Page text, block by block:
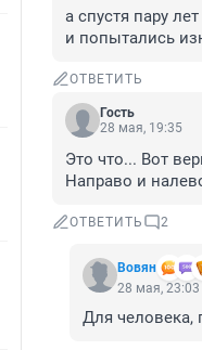
а спустя пару
и попытались
ОТВЕТИТЬ
Гость
28 мая, 19:35
Это что... Вот
Направо и
ОТВЕТИТЬ 2
Вовян
28 мая, 23:03
Для человека,